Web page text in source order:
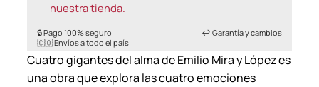
nuestra tienda.
🔒 Pago 100% seguro
↩️ Garantía y cambios
🇨🇴 Envíos a todo el país
Cuatro gigantes del alma de Emilio Mira y López es
una obra que explora las cuatro emociones